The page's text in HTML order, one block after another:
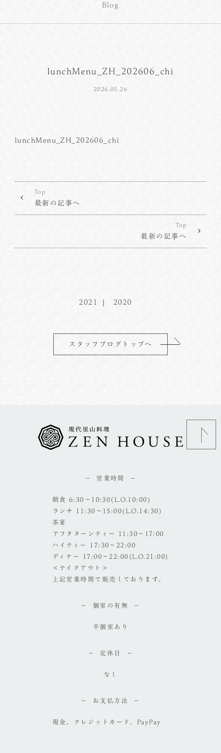
Blog
lunchMenu_ZH_202606_chi
2026.05.26
lunchMenu_ZH_202606_chi
Top
最新の記事へ
Top
最新の記事へ
2021 2020
スタッフブログトップへ
営業時間
朝食 6:30～10:30(L.O.10:00)
ランチ 11:30～15:00(L.O.14:30)
茶宴
アフタヌーンティー 11:30～17:00
ハイティー 17:30～22:00
ディナー 17:00～22:00(L.O.21:00)
＜テイクアウト＞
上記営業時間で販売しております。
個室の有無
半個室あり
定休日
なし
お支払方法
現金、クレジットカード、PayPay